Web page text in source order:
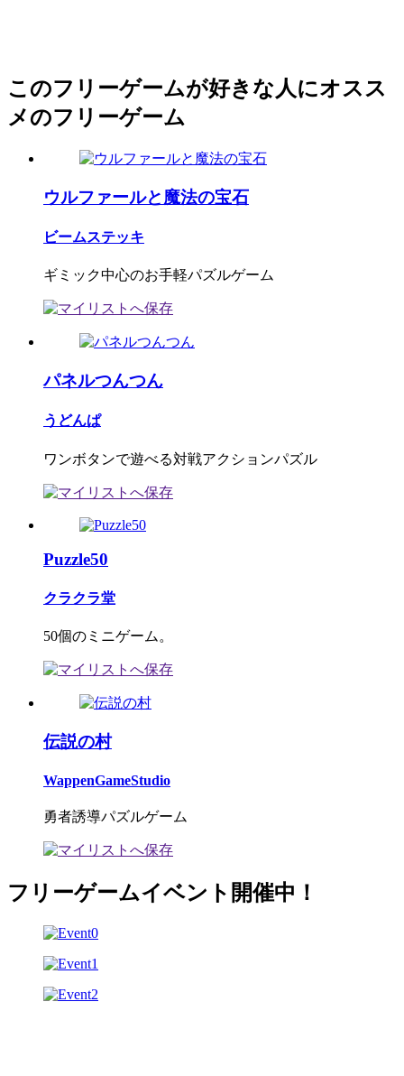
このフリーゲームが好きな人にオスス
メのフリーゲーム
ウルファールと魔法の宝石
ビームステッキ
ギミック中心のお手軽パズルゲーム
パネルつんつん
うどんぱ
ワンボタンで遊べる対戦アクションパズル
Puzzle50
クラクラ堂
50個のミニゲーム。
伝説の村
WappenGameStudio
勇者誘導パズルゲーム
フリーゲームイベント開催中！